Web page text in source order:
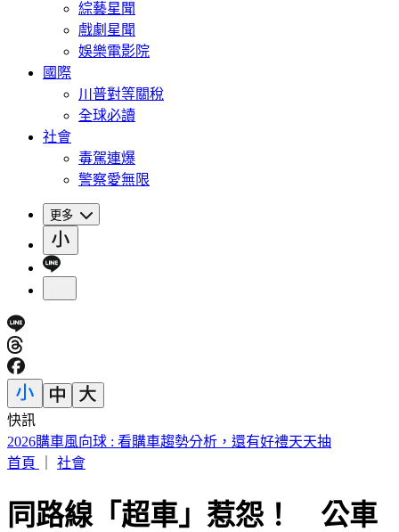
綜藝星聞
戲劇星聞
娛樂電影院
國際
川普對等關稅
全球必讀
社會
毒駕連爆
警察愛無限
更多
快訊
預言綠營恐一屍五命！他揭2026「這縣市」藍軍穩贏
首頁
社會
同路線「超車」惹怨！ 公車